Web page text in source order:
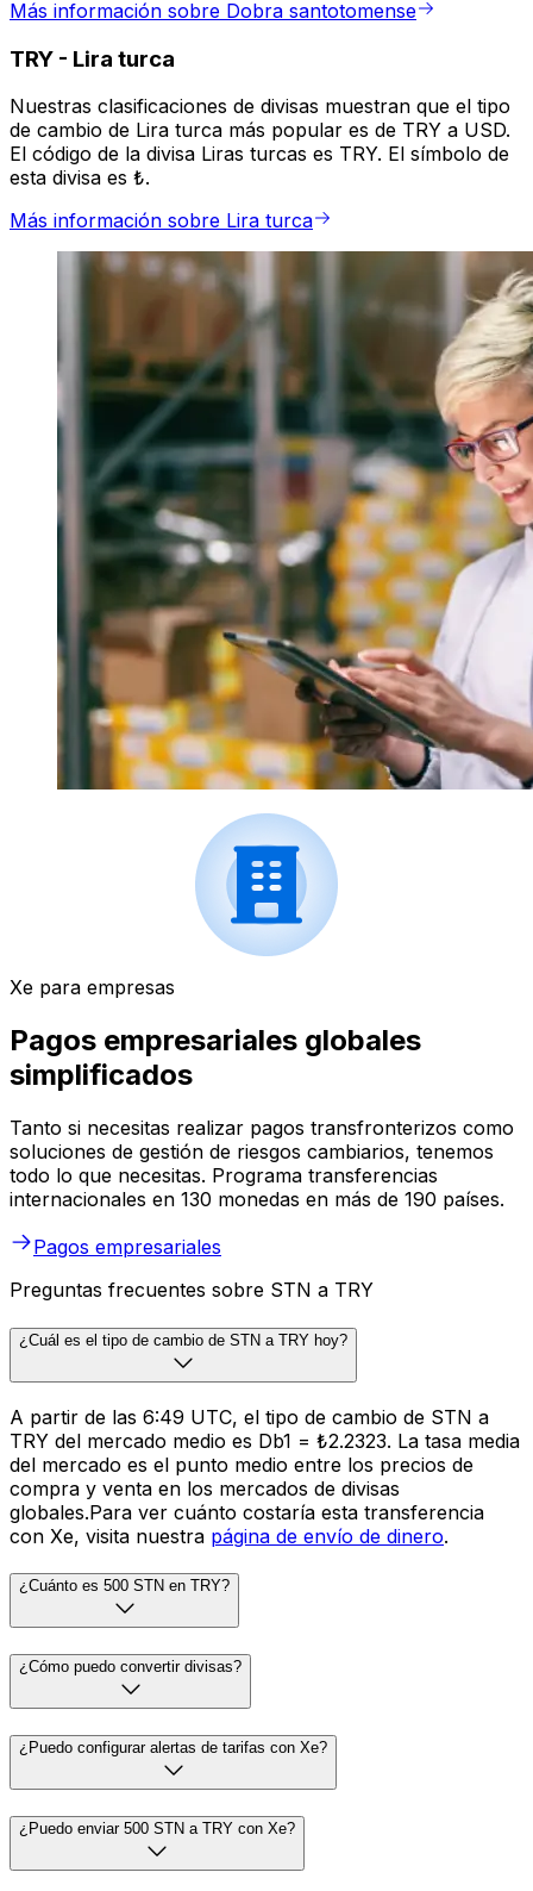
Más información sobre Dobra santotomense
TRY - Lira turca
Nuestras clasificaciones de divisas muestran que el tipo
de cambio de Lira turca más popular es de TRY a USD.
El código de la divisa Liras turcas es TRY. El símbolo de
esta divisa es ₺.
Más información sobre Lira turca
Xe para empresas
Pagos empresariales globales
simplificados
Tanto si necesitas realizar pagos transfronterizos como
soluciones de gestión de riesgos cambiarios, tenemos
todo lo que necesitas. Programa transferencias
internacionales en 130 monedas en más de 190 países.
Pagos empresariales
Preguntas frecuentes sobre STN a TRY
¿Cuál es el tipo de cambio de STN a TRY hoy?
A partir de las 6:49 UTC, el tipo de cambio de STN a
TRY del mercado medio es Db1 = ₺2.2323. La tasa media
del mercado es el punto medio entre los precios de
compra y venta en los mercados de divisas
globales.Para ver cuánto costaría esta transferencia
con Xe, visita nuestra página de envío de dinero.
¿Cuánto es 500 STN en TRY?
¿Cómo puedo convertir divisas?
¿Puedo configurar alertas de tarifas con Xe?
¿Puedo enviar 500 STN a TRY con Xe?